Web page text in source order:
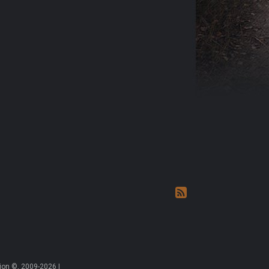
©, 2009-2026 |